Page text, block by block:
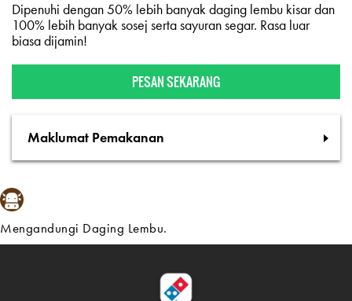
Dipenuhi dengan 50% lebih banyak daging lembu kisar dan
100% lebih banyak sosej serta sayuran segar. Rasa luar
biasa dijamin!
PESAN SEKARANG
Maklumat Pemakanan
Mengandungi Daging Lembu.